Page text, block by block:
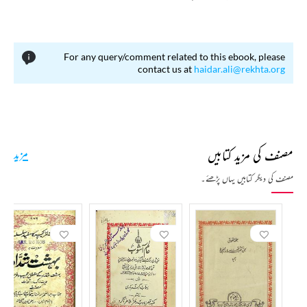
ابھی سیماب ایف اے کے آخری سال ہی میں تھے کہ والد کا انتقال ہوگیا اور گھریلو اخراجات کی پوری
ذمے داری ان کے کاندھوں پر آپڑی لہٰذا تعلیم ادھوری چھوڑنی پڑی اور مختلف ملازمتیں اختیار کیں جن
میں ریلوے کی ملازمت بھی شامل ہے۔
1899 ء میں حضرت حاجی وارث علی شاہؒ (دیوہ شریف) کے ہاتھوں پر بیعت کا شرف حاصل ہوا اور
اسی نسبت سے کبھی کبھی وارثی تخلص بھی استعمال کرتے تھے۔
تحت کتابوں کی اشاعت کے علاوہ کئی اخبارات و رسائل بھی جاری کئے جن میں ماہنامہ پیمانہ، پندرہ روزہ
ثریّا، ہفت روزہ پرچم ہفت روزہ تاج اور ماہنامہ شاعر قابلِ ذکر ہیں۔ماہنامہ شاعر 1930 ء میں جاری
ہوا، جلد ہی اس کی ادارت سیماب نے اپنے فرزند اور جانشین اعجاز صدیقی کے سپرد کردی، شاعر تا
حال ممبئی سے جاری ہے اور اپنی اشاعت کے 88برس مکمل کر چکا ہے، اعجاز صدیقی کے فرزندان
افتخار امام صدیقی، ناظر نعمان صدیقی اور حامد اقبال صدیقی اس ادبی روایت کو سنبھالے ہوئے ہیں۔
For any query/comment related to this ebook, please
contact us at haidar.ali@rekhta.org
مصنف کی مزید کتابیں
مصنف کی دیگر کتابیں یہاں پڑھئے۔
مزید